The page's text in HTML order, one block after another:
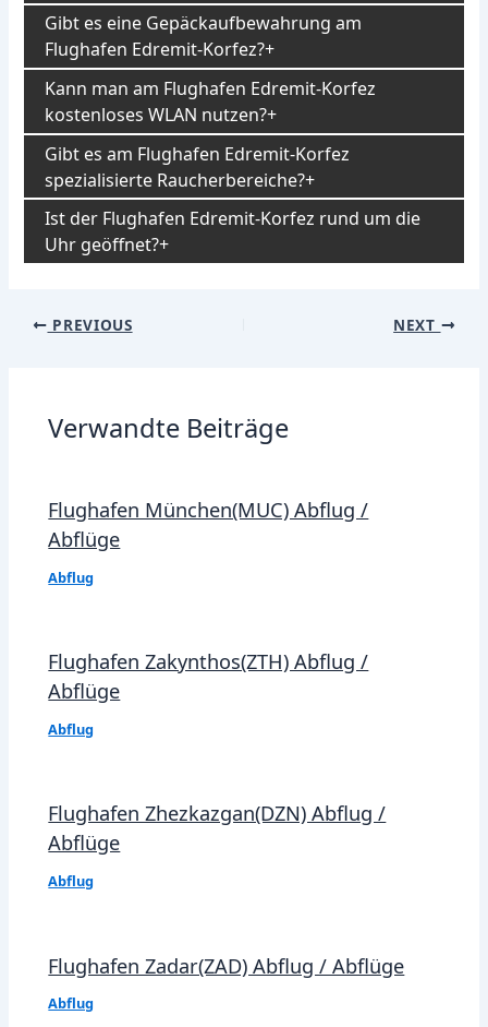
Gibt es eine Gepäckaufbewahrung am
Flughafen Edremit-Korfez?
Kann man am Flughafen Edremit-Korfez
kostenloses WLAN nutzen?
Gibt es am Flughafen Edremit-Korfez
spezialisierte Raucherbereiche?
Ist der Flughafen Edremit-Korfez rund um die
Uhr geöffnet?
Post
PREVIOUS NEXT
Verwandte Beiträge
Flughafen München(MUC) Abflug /
Abflüge
Abflug
Flughafen Zakynthos(ZTH) Abflug /
Abflüge
Abflug
Flughafen Zhezkazgan(DZN) Abflug /
Abflüge
Abflug
Flughafen Zadar(ZAD) Abflug / Abflüge
Abflug